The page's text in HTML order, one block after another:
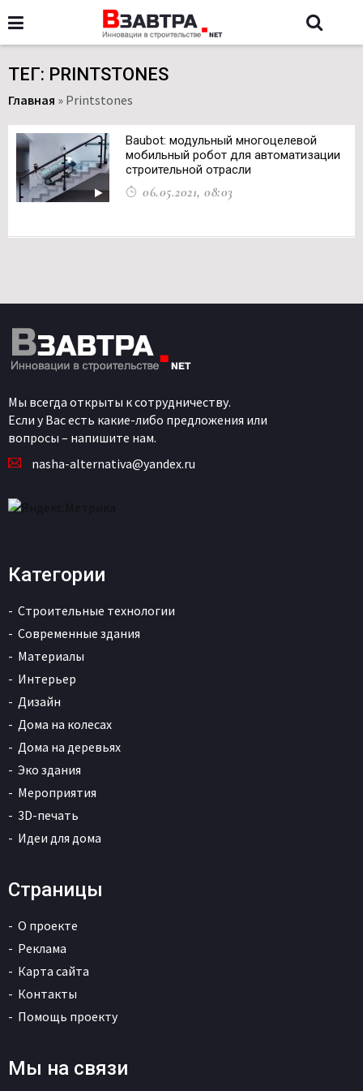
ТЕГ: PRINTSTONES
Главная » Printstones
Baubot: модульный многоцелевой
мобильный робот для автоматизации
строительной отрасли
06.05.2021, 08:03
Мы всегда открыты к сотрудничеству.
Если у Вас есть какие-либо предложения или
вопросы – напишите нам.
nasha-alternativa@yandex.ru
Категории
Строительные технологии
Современные здания
Материалы
Интерьер
Дизайн
Дома на колесах
Дома на деревьях
Эко здания
Мероприятия
3D-печать
Идеи для дома
Страницы
О проекте
Реклама
Карта сайта
Контакты
Помощь проекту
Мы на связи